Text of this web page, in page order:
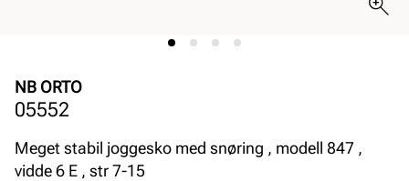
NB ORTO
05552
Meget stabil joggesko med snøring , modell 847 ,
vidde 6 E , str 7-15